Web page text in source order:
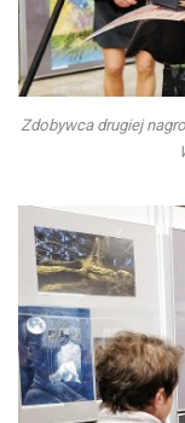
Zdobywca drugiej